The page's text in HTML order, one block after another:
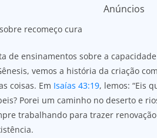
Anúncios
recomeço cura
de ensinamentos sobre a
vemos a história da criação
coisas. Em Isaías 43:19, lemos: “Eis
Porei um caminho no deserto e
trabalhando para trazer